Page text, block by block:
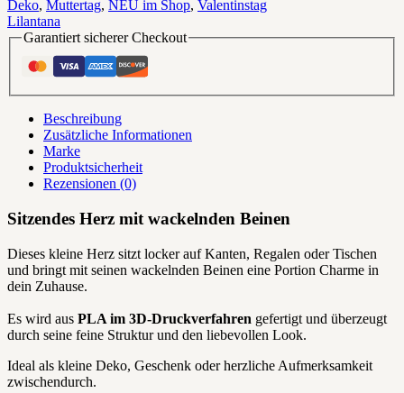
Deko, Muttertag, NEU im Shop, Valentinstag
Lilantana
Garantiert sicherer Checkout
Beschreibung
Zusätzliche Informationen
Marke
Produktsicherheit
Rezensionen (0)
Sitzendes Herz mit wackelnden Beinen
Dieses kleine Herz sitzt locker auf Kanten, Regalen oder Tischen
und bringt mit seinen wackelnden Beinen eine Portion Charme in
dein Zuhause.
Es wird aus PLA im 3D-Druckverfahren gefertigt und überzeugt
durch seine feine Struktur und den liebevollen Look.
Ideal als kleine Deko, Geschenk oder herzliche Aufmerksamkeit
zwischendurch.